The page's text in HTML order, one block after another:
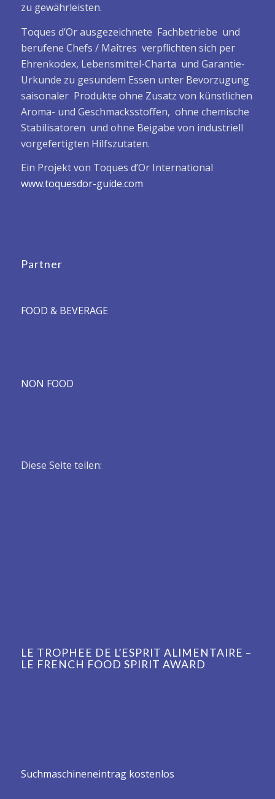
zu gewährleisten.
Toques d’Or ausgezeichnete Fachbetriebe und
berufene Chefs / Maîtres verpflichten sich per
Ehrenkodex, Lebensmittel-Charta und Garantie-
Urkunde zu gesundem Essen unter Bevorzugung
saisonaler Produkte ohne Zusatz von künstlichen
Aroma- und Geschmacksstoffen, ohne chemische
Stabilisatoren und ohne Beigabe von industriell
vorgefertigten Hilfszutaten.
Ein Projekt von Toques d’Or International
www.toquesdor-guide.com
Partner
FOOD & BEVERAGE
NON FOOD
Diese Seite teilen:
LE TROPHEE DE L’ESPRIT ALIMENTAIRE –
LE FRENCH FOOD SPIRIT AWARD
Suchmaschineneintrag kostenlos